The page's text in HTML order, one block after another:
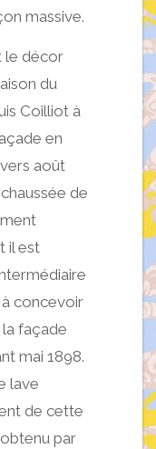
massive.
le décor
du
Coilliot à
en
août
de
il est
concevoir
façade
mai 1898.
lave
de cette
par